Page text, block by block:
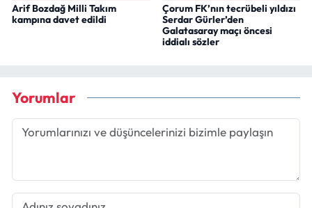
Arif Bozdağ Milli Takım
kampına davet edildi
Çorum FK’nın tecrübeli yıldızı
Serdar Gürler’den
Galatasaray maçı öncesi
iddialı sözler
Yorumlar